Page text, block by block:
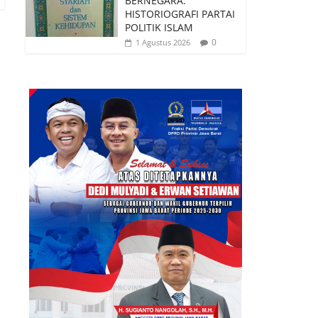
HISTORIOGRAFI PARTAI
POLITIK ISLAM
1 Agustus 2026 0